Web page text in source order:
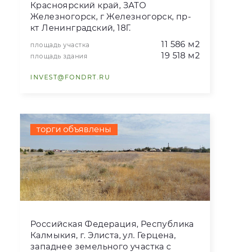
Красноярский край, ЗАТО
Железногорск, г Железногорск, пр-
кт Ленинградский, 18Г.
площадь участка 11 586 м2
площадь здания 19 518 м2
INVEST@FONDRT.RU
торги объявлены
Российская Федерация, Республика
Калмыкия, г. Элиста, ул. Герцена,
западнее земельного участка с